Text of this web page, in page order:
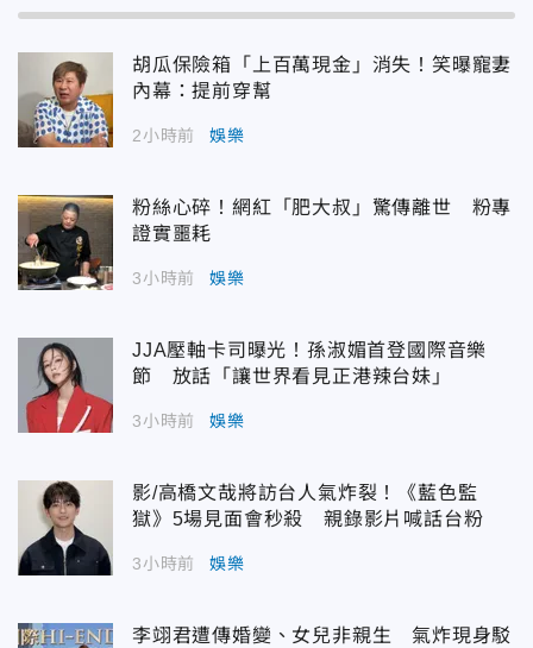
胡瓜保險箱「上百萬現金」消失！笑曝寵妻
內幕：提前穿幫
2小時前 娛樂
粉絲心碎！網紅「肥大叔」驚傳離世 粉專
證實噩耗
3小時前 娛樂
JJA壓軸卡司曝光！孫淑媚首登國際音樂
節 放話「讓世界看見正港辣台妹」
3小時前 娛樂
影/高橋文哉將訪台人氣炸裂！《藍色監
獄》5場見面會秒殺 親錄影片喊話台粉
3小時前 娛樂
李翊君遭傳婚變、女兒非親生 氣炸現身駁